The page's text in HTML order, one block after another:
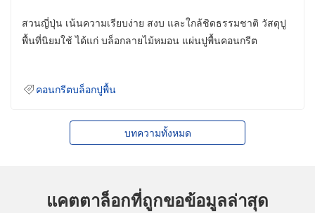
สวนญี่ปุ่น เน้นความเรียบง่าย สงบ และใกล้ชิดธรรมชาติ วัสดุปู
พื้นที่นิยมใช้ ได้แก่ บล็อกลายไม้หมอน แผ่นปูพื้นคอนกรีต
คอนกรีตบล็อกปูพื้น
บทความทั้งหมด
แคตตาล็อกที่ถูกขอข้อมูลล่าสุด